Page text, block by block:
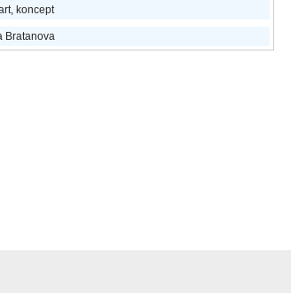
koncept
Bratanova